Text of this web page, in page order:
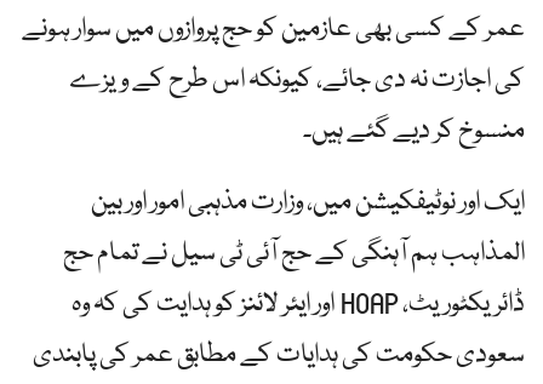
عمر کے کسی بھی عازمین کو حج پروازوں میں سوار ہونے
کی اجازت نہ دی جائے، کیونکہ اس طرح کے ویزے
منسوخ کر دیے گئے ہیں۔
ایک اور نوٹیفکیشن میں، وزارت مذہبی امور اور بین
المذاہب ہم آہنگی کے حج آئی ٹی سیل نے تمام حج
ڈائریکٹوریٹ، HOAP اور ایئر لائنز کو ہدایت کی کہ وہ
سعودی حکومت کی ہدایات کے مطابق عمر کی پابندی